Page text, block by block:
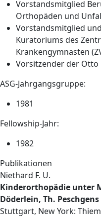
Vorstandsmitglied
Orthopäden und
Vorstandsmitglied
Kuratoriums des
Krankengymnasten
Vorsitzender der Otto
ASG-Jahrgangsgruppe:
1981
Fellowship-Jahr:
1982
Publikationen
Niethard F. U.
Kinderorthopädie unter
Döderlein, Th. Peschgens
Stuttgart, New York: